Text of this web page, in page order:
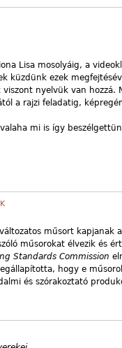
Lisa mosolyáig, a
küzdünk ezek
nyelvük van hozzá.
a rajzi feladatig,
mi is így
műsort kapjanak
műsorokat élvezik és
Standards Commission
hogy e
és szórakoztató